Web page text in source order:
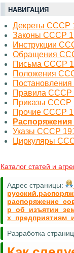
НАВИГАЦИЯ
Декреты СССР
Законы СССР
Инструкции
Обращения
Письма СССР
Положения
Правила СССР
Приказы СССР
Прочие СССР
Указы СССР
Циркуляры
Каталог статей и
Адрес страницы:
Разработка